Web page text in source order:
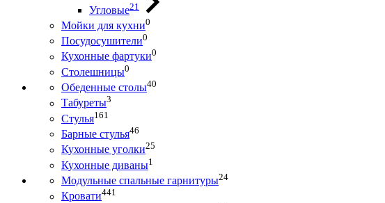
Угловые21
Мойки для кухни0
Посудосушители0
Кухонные фартуки0
Столешницы0
Обеденные столы40
Табуреты3
Стулья161
Барные стулья46
Кухонные уголки25
Кухонные диваны1
Модульные спальные гарнитуры24
Кровати441